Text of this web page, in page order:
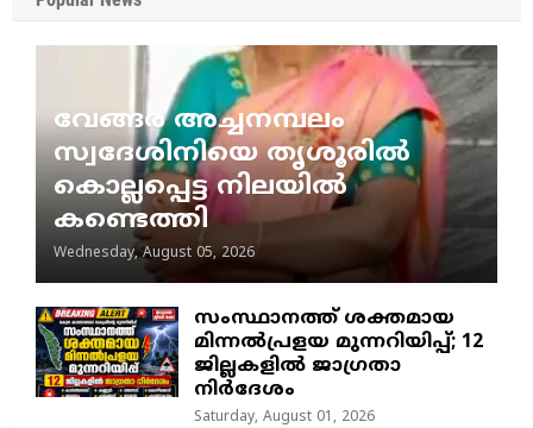
വേങ്ങര അച്ചനമ്പലം
സ്വദേശിനിയെ തൃശൂരിൽ
കൊല്ലപ്പെട്ട നിലയിൽ
കണ്ടെത്തി
Wednesday, August 05, 2026
സംസ്ഥാനത്ത് ശക്തമായ
മിന്നൽപ്രളയ മുന്നറിയിപ്പ്; 12
ജില്ലകളിൽ ജാഗ്രതാ
നിർദേശം
Saturday, August 01, 2026